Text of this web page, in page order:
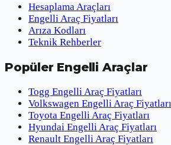
Hesaplama Araçları
Engelli Araç Fiyatları
Arıza Kodları
Teknik Rehberler
Popüler Engelli Araçlar
Togg Engelli Araç Fiyatları
Volkswagen Engelli Araç Fiyatları
Toyota Engelli Araç Fiyatları
Hyundai Engelli Araç Fiyatları
Renault Engelli Araç Fiyatları